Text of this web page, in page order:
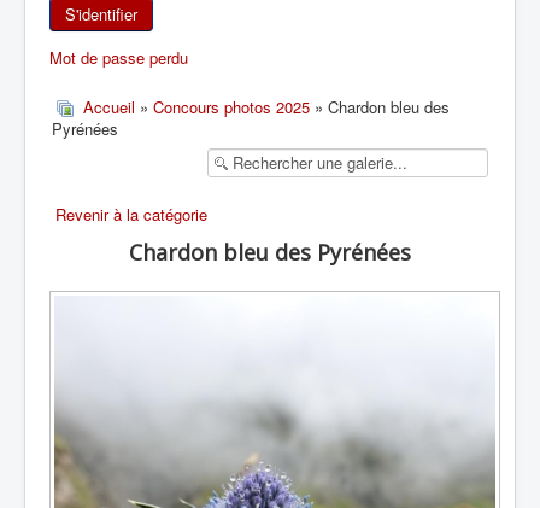
RANDONNÉE SPORTIVE
S'identifier
Mot de passe perdu
Accueil » Concours photos 2025 » Chardon bleu des
Pyrénées
Revenir à la catégorie
Chardon bleu des Pyrénées